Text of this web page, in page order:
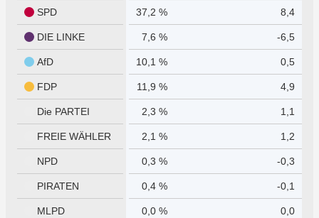
SPD 37,2 % 8,4
DIE LINKE 7,6 % -6,5
AfD 10,1 % 0,5
FDP 11,9 % 4,9
Die PARTEI 2,3 % 1,1
FREIE WÄHLER 2,1 % 1,2
NPD 0,3 % -0,3
PIRATEN 0,4 % -0,1
MLPD 0,0 % 0,0